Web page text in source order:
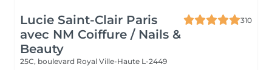
Lucie Saint-Clair Paris
avec NM Coiffure / Nails &
Beauty
310
25C, boulevard Royal Ville-Haute L-2449